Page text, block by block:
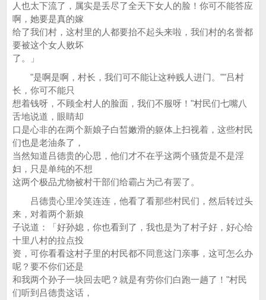
人也太下流了，属实是丢尽了全天下女人的脸！你可不能答应
啊，她要是真的嫁
给了我们村，这村里的人都要抬不起头来啦，我们村的名誉都
要被这个女人败坏
了。」
"是啊是啊，村长，我们可不能让这种贱人进门。""吕村
长，你可不能只
想着钱呀，不顾全村人的脸面，我们不服呀！"村民们七嘴八
舌地说道，眼睛却
口是心非的在两个新娘子白皙嫩滑的躯体上扫视着，这些村民
们也是老油条了，
当然知道吕德贵的心思，他们才不在乎这两个骚货是不是淫
妇，只是单纯的不想
这两个极品尤物被村干部们给霸占为己有罢了。
吕德贵心里冷笑连连，他看了看那些村民们，然后转过头
来，对着两个新娘
子说道：「好孙媳，你也看到了，我也是为了村子好，好心给
十里八村的拉点投
资，可你看看这村子里的村民都不同意这门亲事，这可怎么办
呢？要不你们还是
和我两个孙子一块回去吧？就是有劳你们白跑一趟了！"村民
们听到吕德贵这话，